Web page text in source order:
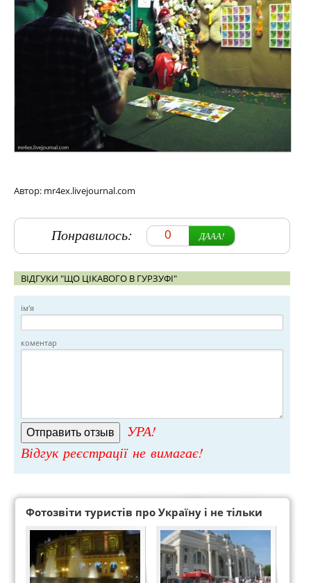
Автор: mr4ex.livejournal.com
Понравилось: 0 ДААА!
ВІДГУКИ "ЩО ЦІКАВОГО В ГУРЗУФІ"
ім'я
коментар
УРА!
Відгук реєстрації не вимагає!
Фотозвіти туристів про Україну і не тільки